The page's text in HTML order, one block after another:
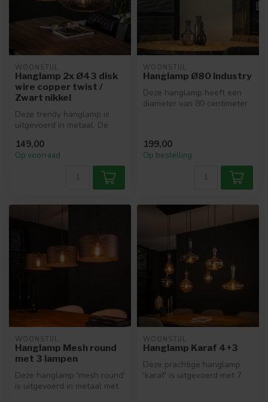
WOONSTIJL
Hanglamp 2x Ø43 disk
wire copper twist /
Zwart nikkel
Deze trendy hanglamp is
uitgevoerd in metaal. De
disk...
149,00
Op voorraad
WOONSTIJL
Hanglamp Ø80 Industry
Deze hanglamp heeft een
diameter van 80 centimeter.
199,00
Op bestelling
WOONSTIJL
Hanglamp Mesh round
met 3 lampen
Deze hanglamp 'mesh round'
is uitgevoerd in metaal met
WOONSTIJL
Hanglamp Karaf 4+3
Deze prachtige hanglamp
'karaf' is uitgevoerd met 7